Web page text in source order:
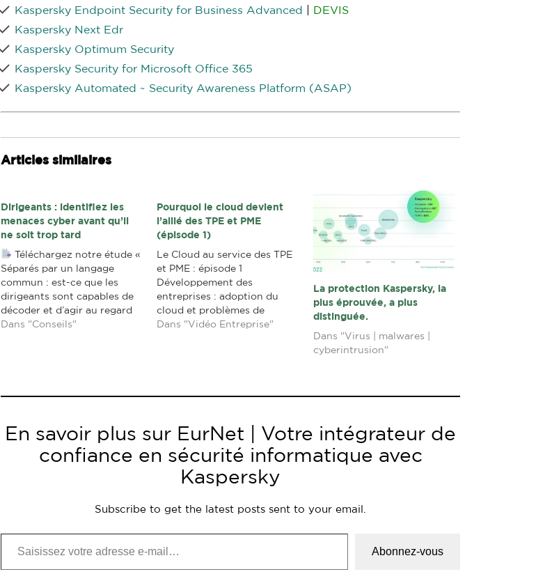
Kaspersky Endpoint Security for Business Advanced
DEVIS
Kaspersky Next Edr
Kaspersky Optimum Security
Kaspersky Security for Microsoft Office 365
Kaspersky Automated ~ Security Awareness Platform (ASAP)
Articles similaires
Dirigeants : identifiez les
menaces cyber avant qu’il
ne soit trop tard
Téléchargez notre étude «
Séparés par un langage
commun : est-ce que les
dirigeants sont capables de
décoder et d’agir au regard
de la réalité de la menace
https://t.co/CY2gnE9MEX#SpeakYourLanguage
(@kasperskyfrance) January
24, 2023
Entreprises…
Dans "Conseils"
Pourquoi le cloud devient
l’allié des TPE et PME
(épisode 1)
Le Cloud au service des TPE
et PME : épisode 1
Développement des
entreprises : adoption du
cloud et problèmes de
sécurité. Les conseils de nos
cloud par les petites et
Dans "Vidéo Entreprise"
La protection Kaspersky, la
plus éprouvée, a plus
distinguée.
Dans "Virus | malwares |
cyberintrusion"
En savoir plus sur EurNet | Votre intégrateur de
confiance en sécurité informatique avec
Kaspersky
Subscribe to get the latest posts sent to your email.
Saisissez votre adresse e-mail…
Abonnez-vous